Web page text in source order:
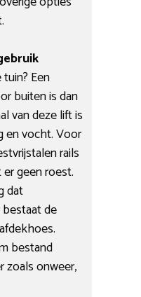
Een
buiten is dan
van deze lift is
en vocht. Voor
rails
geen roest.
dat
de
bestand
zoals onweer,